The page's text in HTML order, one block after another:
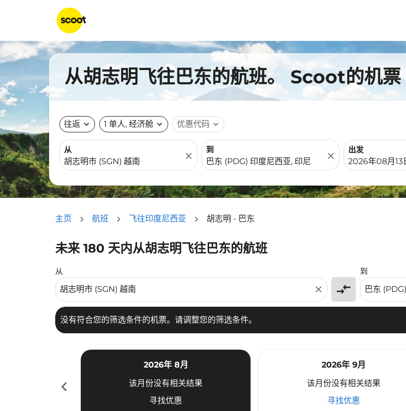
从胡志明飞往巴东的航班。 Scoot的机票
往返 expand_more 1 单人, 经济舱 expand_more 优惠代码 expand_more
从
close
到
close
出发
fc-booking-
2026年08月13
主页 航班 飞往印度尼西亚 胡志明 - 巴东
未来 180 天内从胡志明飞往巴东的航班
从
close compare_arrows
到
没有符合您的筛选条件的机票。请调整您的筛选条件。
没有符合您的筛选条件的机票。请调整您的筛选条件。
chevron_left
2026年 8月
该月份没有相关结果
寻找优惠
2026年 9月
该月份没有相关结果
寻找优惠